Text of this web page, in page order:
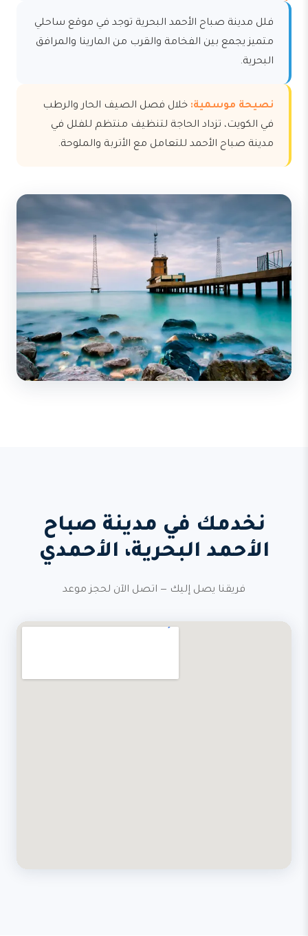
فلل مدينة صباح الأحمد البحرية توجد في موقع ساحلي
متميز يجمع بين الفخامة والقرب من المارينا والمرافق
البحرية.
نصيحة موسمية: خلال فصل الصيف الحار والرطب
في الكويت، تزداد الحاجة لتنظيف منتظم للفلل في
مدينة صباح الأحمد للتعامل مع الأتربة والملوحة.
نخدمك في مدينة صباح
الأحمد البحرية، الأحمدي
فريقنا يصل إليك — اتصل الآن لحجز موعد